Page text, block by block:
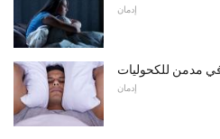
إدمان
مدمن للكحوليات
إدمان